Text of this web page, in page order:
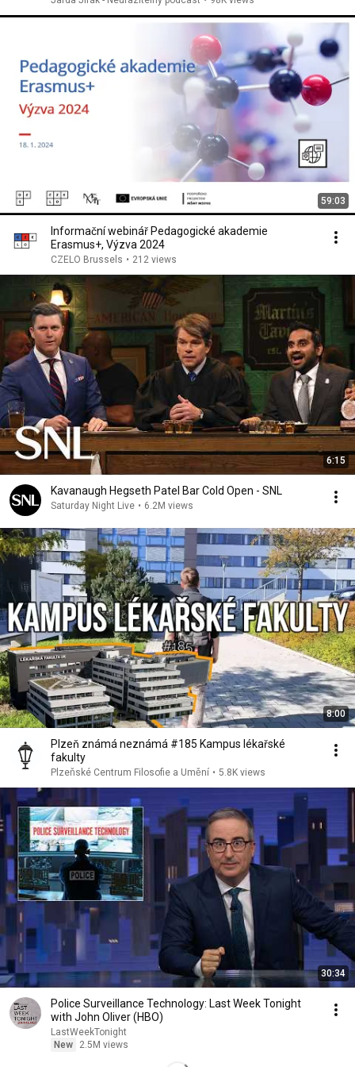
59:03
Informační webinář Pedagogické akademie
Erasmus+, Výzva 2024
CZELO Brussels • 212 views
6:15
Kavanaugh Hegseth Patel Bar Cold Open - SNL
Saturday Night Live • 6.2M views
8:00
Plzeň známá neznámá #185 Kampus lékařské
fakulty
Plzeňské Centrum Filosofie a Umění • 5.8K views
30:34
Police Surveillance Technology: Last Week Tonight
with John Oliver (HBO)
LastWeekTonight
New
2.5M views